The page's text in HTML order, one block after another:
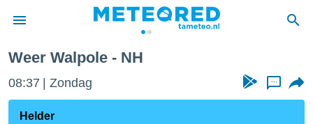
door
Weer Walpole - NH
08:37 Zondag ...
Helder